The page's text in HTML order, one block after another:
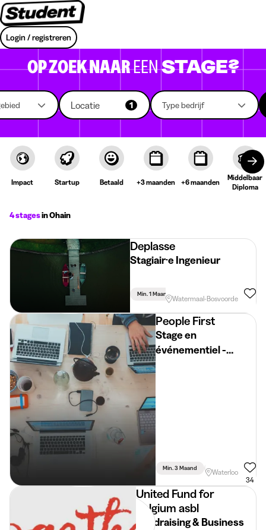
Login / registreren
OP ZOEK NAAREENSTAGE?
Locatie 1 Type bedrijf
Impact Startup Betaald +3 maanden +6 maanden
Middelbaar
Diploma
4 stagesin Ohain
Deplasse
Stagiair·e Ingenieur
Min. 1 Maand
Watermaal-Bosvoorde
People First
Stage en
événementiel -
#teambuilding
#animation
Min. 3 Maand Voltijds
Waterloo
34
United Fund for
Belgium asbl
Fundraising & Business